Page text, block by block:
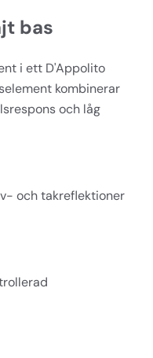
bas
i ett D'Appolito
kombinerar
och låg
och takreflektioner